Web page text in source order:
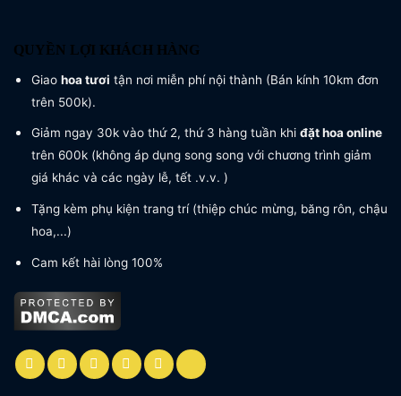
QUYỀN LỢI KHÁCH HÀNG
Giao hoa tươi tận nơi miễn phí nội thành (Bán kính 10km đơn
trên 500k).
Giảm ngay 30k vào thứ 2, thứ 3 hàng tuần khi đặt hoa online
trên 600k (không áp dụng song song với chương trình giảm
giá khác và các ngày lễ, tết .v.v. )
Tặng kèm phụ kiện trang trí (thiệp chúc mừng, băng rôn, chậu
hoa,...)
Cam kết hài lòng 100%